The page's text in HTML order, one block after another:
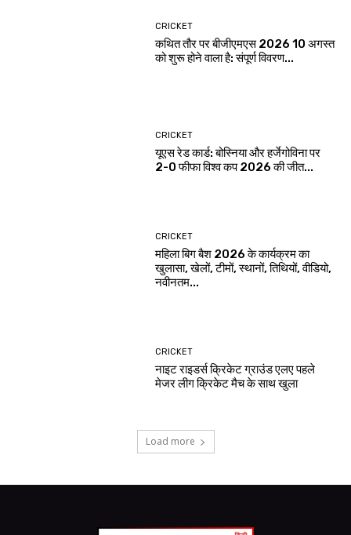
CRICKET
कथित तौर पर बीजीएमएस 2026 10 अगस्त
को शुरू होने वाला है: संपूर्ण विवरण...
CRICKET
यूएस रेड कार्ड: बोस्निया और हर्जेगोविना पर
2-0 फीफा विश्व कप 2026 की जीत...
CRICKET
महिला बिग बैश 2026 के कार्यक्रम का
खुलासा, खेलों, टीमों, स्थानों, तिथियों, वीडियो,
नवीनतम...
CRICKET
नाइट राइडर्स क्रिकेट ग्राउंड एलए पहले
मेजर लीग क्रिकेट मैच के साथ खुला
Load more